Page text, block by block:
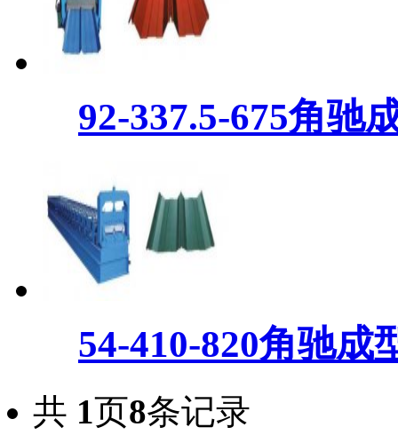
92-337.5-675角驰
54-410-820角驰成
共 1页8条记录